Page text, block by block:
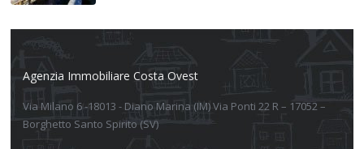
Agenzia Immobiliare Costa Ovest
Via Milano 6 -18013 - Diano Marina (IM) Via Ponti 22 R – 17052 –
Borghetto Santo Spirito (SV)